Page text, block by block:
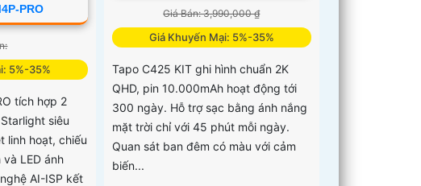
PRO
5%-35%
tích hợp 2
siêu
linh hoạt, chiếu
LED ánh
AI-ISP kết
Giá Bán: 3,990,000 ₫
Giá Khuyến Mại: 5%-35%
Tapo C425 KIT ghi hình chuẩn 2K
QHD, pin 10.000mAh hoạt động tới
300 ngày. Hỗ trợ sạc bằng ánh nắng
mặt trời chỉ với 45 phút mỗi ngày.
Quan sát ban đêm có màu với cảm
biến...